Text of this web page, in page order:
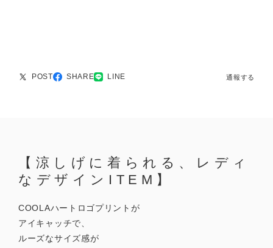
POST SHARE LINE 通報する
【涼しげに着られる、レディ
なデザインITEM】
COOLAハートロゴプリントが
アイキャッチで、
ルーズなサイズ感が